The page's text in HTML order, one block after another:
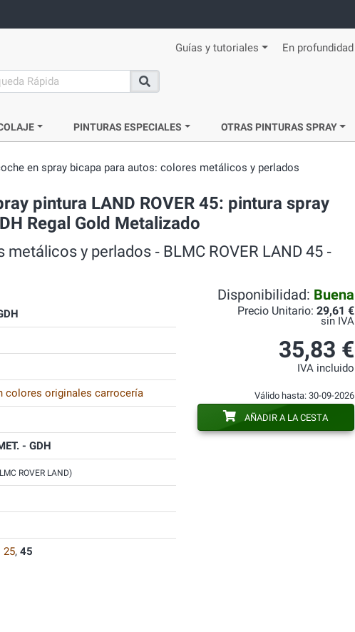
Guías y tutoriales En profundidad
Buscar
PINTURAS ESPECIALES OTRAS PINTURAS SPRAY
en spray bicapa para autos: colores metálicos y perlados
pintura LAND ROVER 45: pintura spray
Regal Gold Metalizado
y perlados ‐ BLMC ROVER LAND 45 ‐
colores originales carrocería
- GDH
ROVER LAND)
25, 45
Disponibilidad: Buena
Precio Unitario: 29,61 €
sin IVA
35,83 €
IVA incluido
Válido hasta: 30-09-2026
AÑADIR A LA CESTA